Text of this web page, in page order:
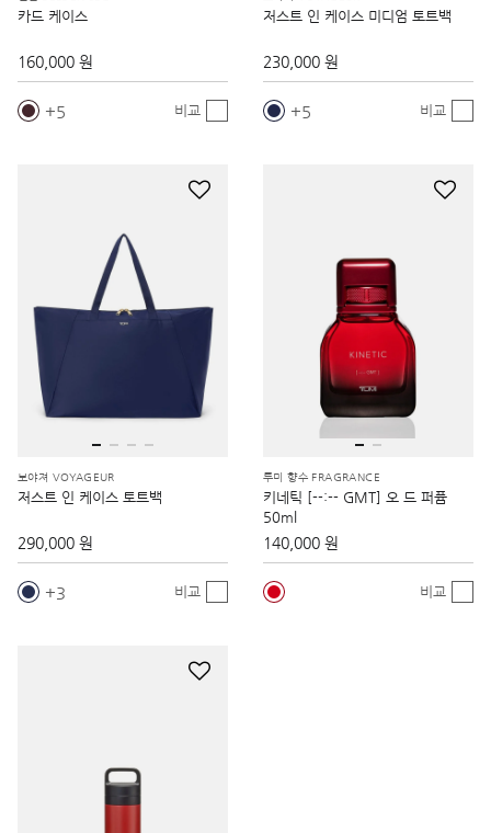
카드 케이스
160,000 원
5 비교
저스트 인 케이스 미디엄 토트백
230,000 원
5 비교
보야져 VOYAGEUR
저스트 인 케이스 토트백
290,000 원
3 비교
투미 향수 FRAGRANCE
키네틱 [--:-- GMT] 오 드 퍼퓸
50ml
140,000 원
비교